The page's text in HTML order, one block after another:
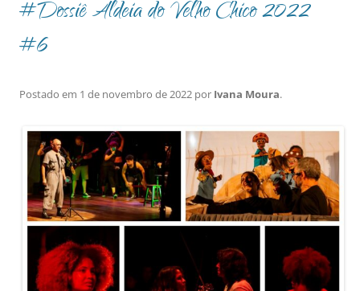
#Dossiê Aldeia do Velho Chico 2022
#6
Postado em 1 de novembro de 2022 por Ivana Moura.